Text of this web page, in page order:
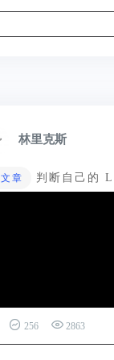
林里克斯
文章 判断自己的
256 2863